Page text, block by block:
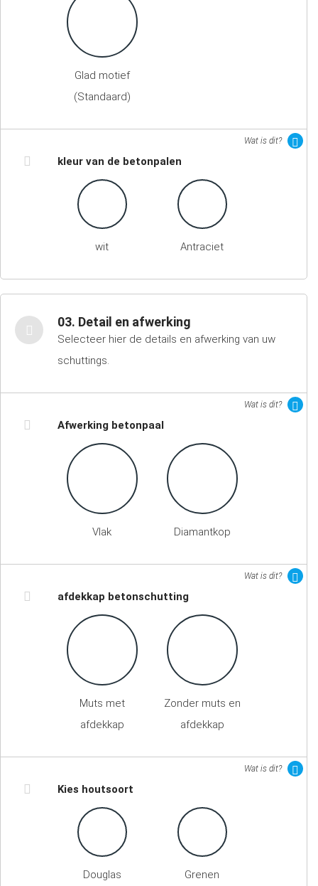
Glad motief
(Standaard)
Wat is dit?
kleur van de betonpalen
wit Antraciet
03. Detail en afwerking
Selecteer hier de details en afwerking van uw
schuttings.
Wat is dit?
Afwerking betonpaal
Vlak Diamantkop
Wat is dit?
afdekkap betonschutting
Muts met
afdekkap
Zonder muts en
afdekkap
Wat is dit?
Kies houtsoort
Douglas
Grenen